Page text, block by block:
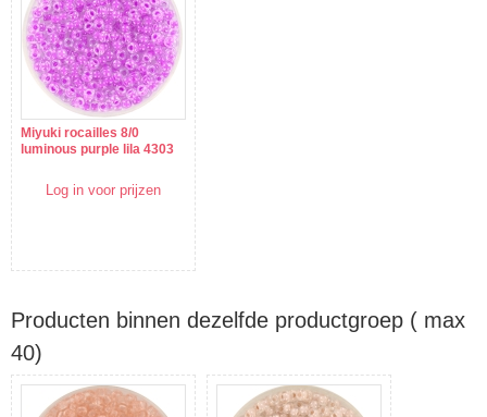
Miyuki rocailles 8/0
luminous purple lila 4303
Log in voor prijzen
Producten binnen dezelfde productgroep ( max
40)